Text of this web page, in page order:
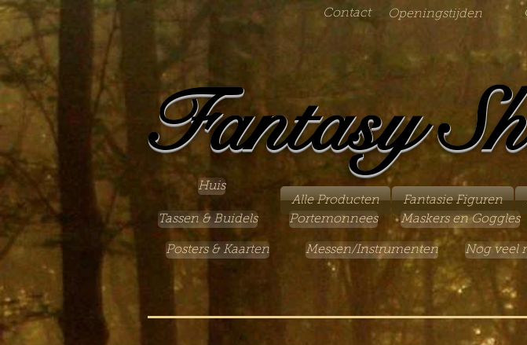
Contact Openingstijden
Fantasy
Huis
Alle Producten
Fantasie Figuren
Tassen & Buidels
Portemonnees Maskers en Goggles
Posters & Kaarten Messen/Instrumenten Nog veel